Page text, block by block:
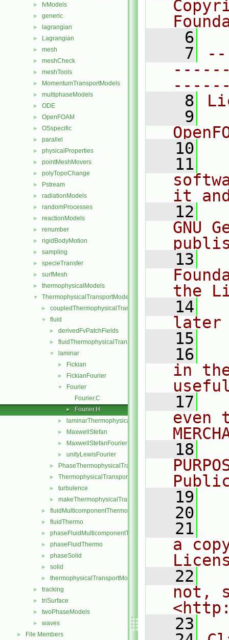
► fvModels
► generic
► lagrangian
► Lagrangian
► mesh
► meshCheck
► meshTools
► MomentumTransportModels
► multiphaseModels
► ODE
► OpenFOAM
► OSspecific
► parallel
► physicalProperties
► pointMeshMovers
► polyTopoChange
► Pstream
► radiationModels
► randomProcesses
► reactionModels
► renumber
► rigidBodyMotion
► sampling
► specieTransfer
► surfMesh
► thermophysicalModels
▼ ThermophysicalTransportModels
► coupledThermophysicalTransportModels
▼ fluid
► derivedFvPatchFields
► fluidThermophysicalTransportModel
▼ laminar
► Fickian
► FickianFourier
▼
Fourier
Fourier.C
► Fourier.H
► laminarThermophysicalTransportModel
► MaxwellStefan
► MaxwellStefanFourier
► unityLewisFourier
► PhaseThermophysicalTransportModel
► ThermophysicalTransportModel
► turbulence
► makeThermophysicalTransportModel.H
► fluidMulticomponentThermo
► fluidThermo
► phaseFluidMulticomponentThermo
► phaseFluidThermo
► phaseSolid
► solid
► thermophysicalTransportModel
► tracking
► triSurface
► twoPhaseModels
► waves
► File Members
    6
    7
    8
    9
   10
   11
it
   12
GNU
   13
the
   14
later
   15
   16
in
   17
even
   18
   19
   20
   21
a
   22
not,
   23